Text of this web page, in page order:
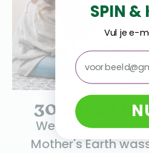
30 dagen
We weten dat je
Mother's Earth
SPIN &
Vul je e-
email